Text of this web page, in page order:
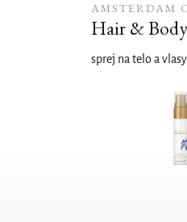
AMSTERDAM
Hair &
sprej na telo a